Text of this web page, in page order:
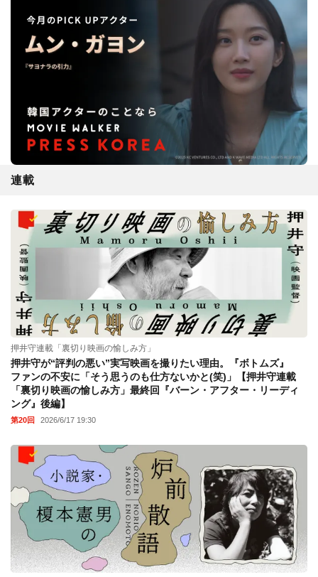
連載
押井守連載「裏切り映画の愉しみ方」
押井守が“評判の悪い”実写映画を撮りたい理由。『ボトムズ』
ファンの不安に「そう思うのも仕方ないかと(笑)」【押井守連載
「裏切り映画の愉しみ方」最終回『バーン・アフター・リーディ
ング』後編】
第20回 2026/6/17 19:30